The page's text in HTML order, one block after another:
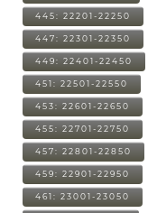
445: 22201-22250
447: 22301-22350
449: 22401-22450
451: 22501-22550
453: 22601-22650
455: 22701-22750
457: 22801-22850
459: 22901-22950
461: 23001-23050